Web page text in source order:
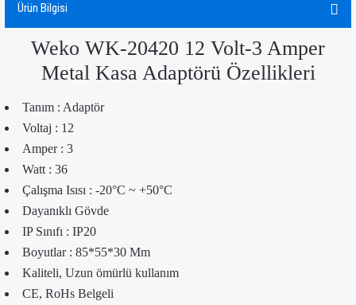
Ürün Bilgisi
Weko WK-20420 12 Volt-3 Amper
Metal Kasa Adaptörü Özellikleri
Tanım : Adaptör
Voltaj : 12
Amper : 3
Watt : 36
Çalışma Isısı : -20°C ~ +50°C
Dayanıklı Gövde
IP Sınıfı : IP20
Boyutlar : 85*55*30 Mm
Kaliteli, Uzun ömürlü kullanım
CE, RoHs Belgeli